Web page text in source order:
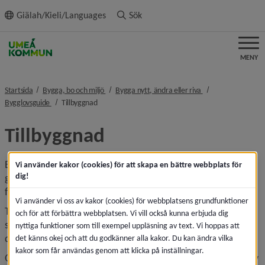
innehållet
Giälah/Kieli/Languages Sök
MENY
Startsida Bygga, bo och miljö nivå i brödsmulenavigeringen
Bygga nytt, ändra eller riva
nivå i
Bygglovsguide nivå i brödsmulenavigeringen
Tillbyggnadnivå i brödsmulenavigeringen
Tillbyggnad
En tillbyggnad innebär att du ökar en byggnads volym
genom att bygga ut den åt sidan, uppåt eller nedåt. I vissa
fall kan du göra en tillbyggnad utan att söka bygglov.
Tänk på att detaljplan, områdesbestämmelser och
strandskydd kan påverka vad du får göra. Kontrollera
därför alltid vad som gäller för din fastighet.
Oavsett om åtgärden kräver bygglov, anmälan eller inget av
Vi använder kakor (cookies) för att skapa en bättre webbplats för
dig!
Vi använder vi oss av kakor (cookies) för webbplatsens grundfunktioner
och för att förbättra webbplatsen. Vi vill också kunna erbjuda dig
nyttiga funktioner som till exempel uppläsning av text. Vi hoppas att
det känns okej och att du godkänner alla kakor. Du kan ändra vilka
kakor som får användas genom att klicka på inställningar.